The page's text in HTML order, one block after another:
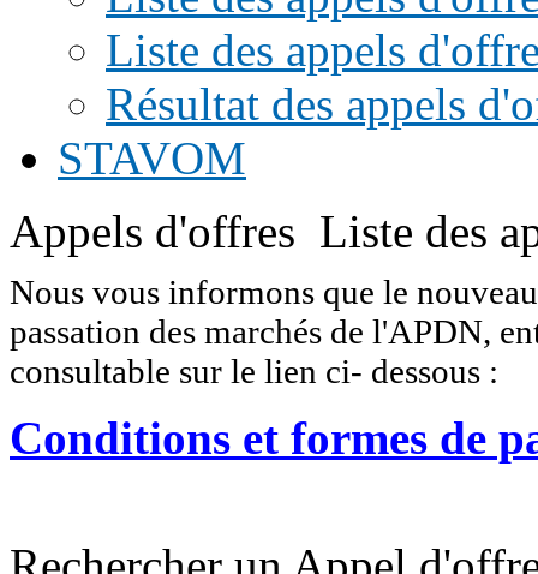
Liste des appels
Résultat des appels
STAVOM
Appels d'offres Liste des
Nous vous informons que le
passation des marchés de l'APDN,
consultable sur le lien ci- dessous :
Conditions et formes de